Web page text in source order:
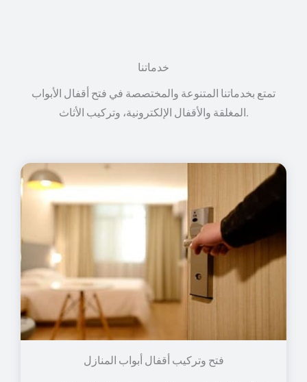
خدماتنا
تمتع بخدماتنا المتنوعة والمختصصة في فتح أقفال الأبواب
فتح وتركيب أقفال أبواب المنازل